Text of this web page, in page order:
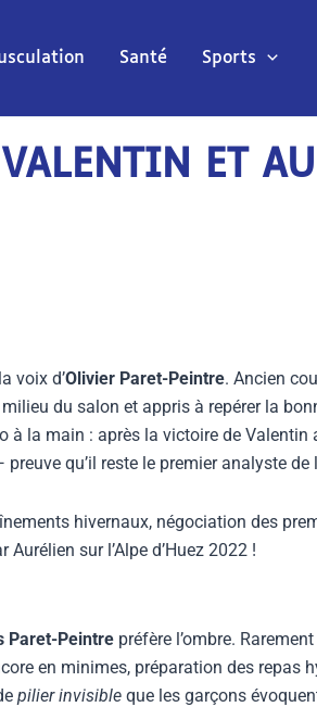
Santé Sports
ET
voix d’Olivier Paret-Peintre. Ancien
du salon et appris à repérer la
la main : après la victoire de Valentin
qu’il reste le premier analyste de
hivernaux, négociation des
sur l’Alpe d’Huez 2022 !
Paret-Peintre préfère l’ombre.
en minimes, préparation des repas
pilier invisible que les garçons